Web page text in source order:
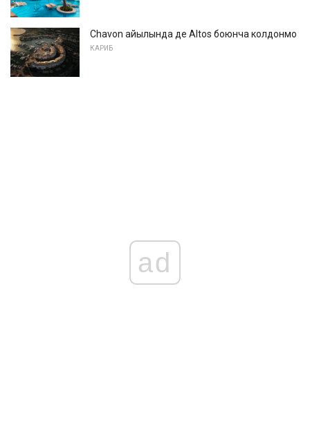
Chavon айылында де Altos боюнча колдонмо
КАРИБ
ad